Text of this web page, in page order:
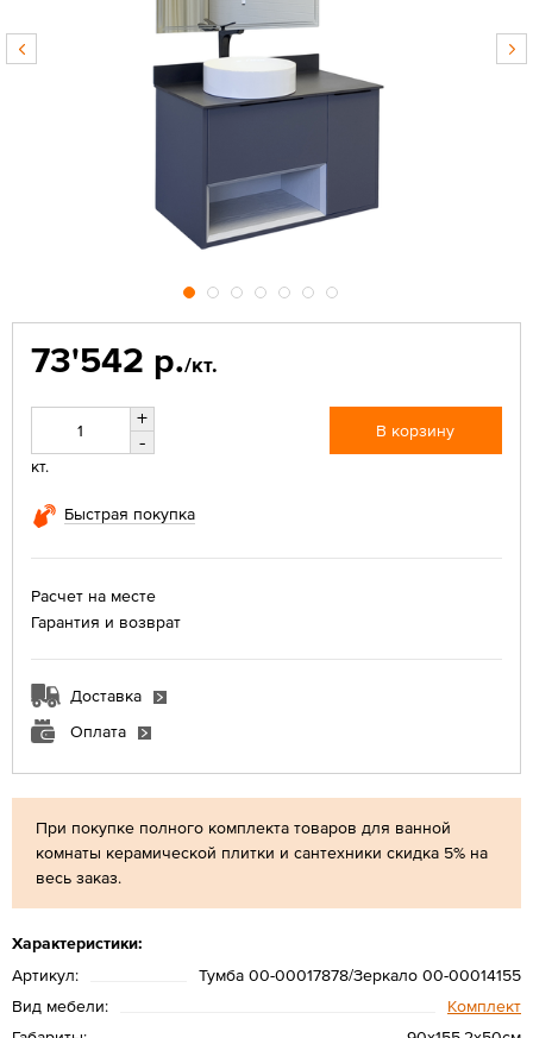
При покупке полного комплекта товаров для ванной
комнаты керамической плитки и сантехники скидка 5% на
весь заказ.
Характеристики:
Артикул:
Тумба 00-00017878/Зеркало 00-00014155
Вид мебели:
Комплект
73'542 р./кт.
+
-
кт.
В корзину
Быстрая покупка
Расчет на месте
Гарантия и возврат
Доставка
Оплата